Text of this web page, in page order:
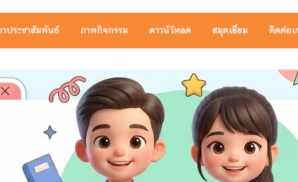
วประชาสัมพันธ์ ภาพกิจกรรม ดาวน์โหลด สมุดเยี่ยม ติดต่อเ